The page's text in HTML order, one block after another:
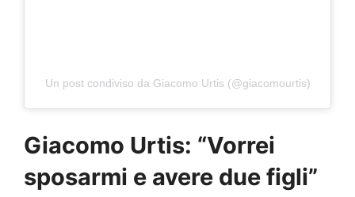
Un post condiviso da Giacomo Urtis (@giacomourtis)
Giacomo Urtis: “Vorrei
sposarmi e avere due figli”